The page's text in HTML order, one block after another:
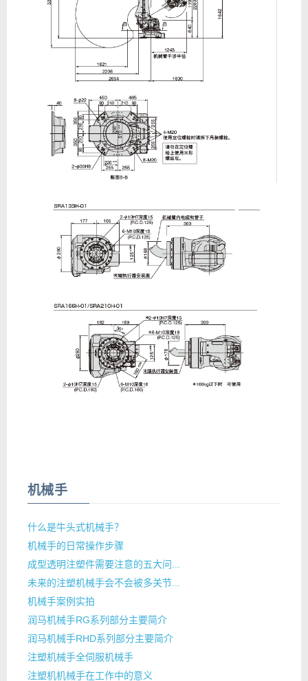
机械手
什么是牛头式机械手？
机械手的日常操作步骤
成型透明注塑件需要注意的五大问...
未来的注塑机械手会不会被多关节...
机械手案例实拍
润马机械手RG系列部分主要简介
润马机械手RHD系列部分主要简介
注塑机械手全伺服机械手
注塑机机械手在工作中的意义